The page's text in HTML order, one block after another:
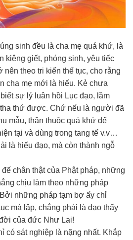
sinh đều là cha mẹ quá khứ, là
kiêng giết, phóng sinh, yêu tiếc
nên theo tri kiến thế tục, cho rằng
cha mẹ mới là hiếu. Kẻ chưa
sự lý luân hồi Lục đạo, lầm
thứ được. Chứ nếu là người đã
mẫu, thân thuộc quá khứ để
tại và dùng trong tang tế v.v…
là hiếu đạo, mà còn thành ngỗ
chân thật của Phật pháp, những
chịu làm theo những pháp
những pháp tạm bợ ấy chỉ
mà lập, chẳng phải là đạo thấy
của đức Như Lai!
có sát nghiệp là nặng nhất. Khắp